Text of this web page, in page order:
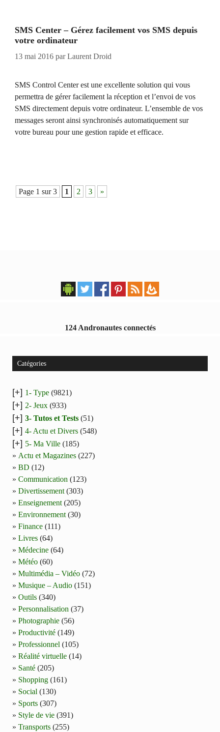
SMS Center – Gérez facilement vos SMS depuis
votre ordinateur
13 mai 2016 parLaurent Droid
SMS Control Center est une excellente solution qui vous
permettra de gérer facilement la réception et l’envoi de vos
SMS directement depuis votre ordinateur. L’ensemble de vos
messages seront ainsi synchronisés automatiquement sur
votre bureau pour une gestion rapide et efficace.
Navigation
Page 1 sur 3 1 2 3 »
124 Andronautes connectés
Catégories
[+] 1- Type (9821)
[+] 2- Jeux (933)
[+] 3- Tutos et Tests (51)
[+] 4- Actu et Divers (548)
[+] 5- Ma Ville (185)
Actu et Magazines (227)
BD (12)
Communication (123)
Divertissement (303)
Enseignement (205)
Environnement (30)
Finance (111)
Livres (64)
Médecine (64)
Météo (60)
Multimédia – Vidéo (72)
Musique – Audio (151)
Outils (340)
Personnalisation (37)
Photographie (56)
Productivité (149)
Professionnel (105)
Réalité virtuelle (14)
Santé (205)
Shopping (161)
Social (130)
Sports (307)
Style de vie (391)
Transports (255)